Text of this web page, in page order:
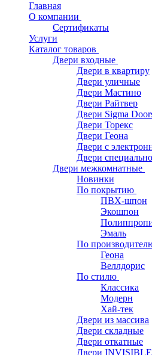
Главная
О компании
Сертификаты
Услуги
Каталог товаров
Двери входные
Двери в квартиру
Двери уличные
Двери Мастино
Двери Райтвер
Двери Sigma
Двери Торекс
Двери Геона
Двери с
Двери
Двери межкомнатные
Новинки
По покрытию
ПВХ-шпон
Экошпон
Эмаль
По
Геона
Веллдорис
По стилю
Классика
Модерн
Хай-тек
Двери из массива
Двери складные
Двери откатные
Двери INVISIBLE